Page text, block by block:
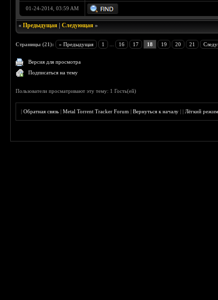
01-24-2014, 03:59 AM
«Предыдущая |Следующая »
Страницы (21): « Предыдущая 1 16 17 18 19 20 21
Версия для просмотра
Подписаться на тему
Пользователи просматривают эту тему: 1 Гость(ей)
|Обратная связь |Metal Torrent Tracker Forum |Вернуться к началу ||Лёгкий